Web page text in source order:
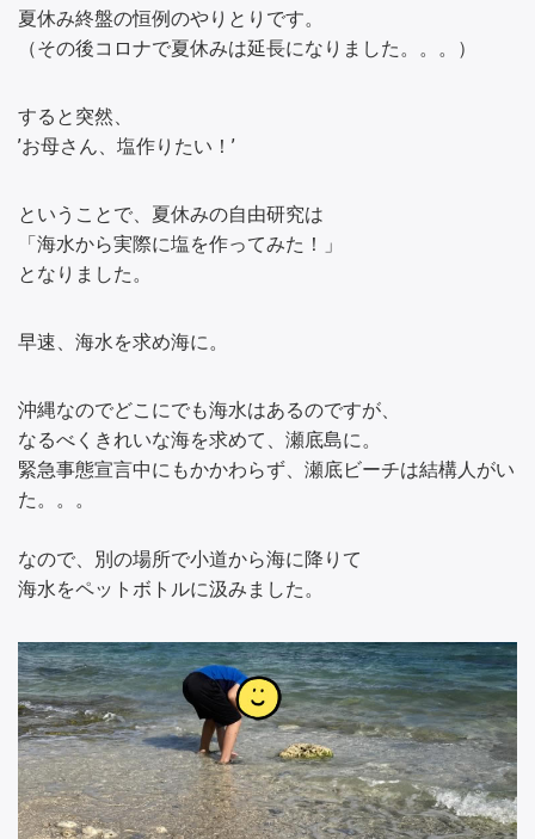
夏休み終盤の恒例のやりとりです。
（その後コロナで夏休みは延長になりました。。。）
すると突然、
’お母さん、塩作りたい！’
ということで、夏休みの自由研究は
「海水から実際に塩を作ってみた！」
となりました。
早速、海水を求め海に。
沖縄なのでどこにでも海水はあるのですが、
なるべくきれいな海を求めて、瀬底島に。
緊急事態宣言中にもかかわらず、瀬底ビーチは結構人がい
た。。。
なので、別の場所で小道から海に降りて
海水をペットボトルに汲みました。